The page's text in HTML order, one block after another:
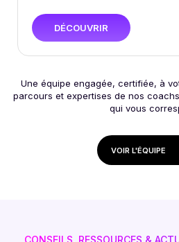
DÉCOUVRIR
Une équipe engagée, certifiée, à
parcours et expertises de nos
qui vous
VOIR L'ÉQUIPE
CONSEILS, RESSOURCES &